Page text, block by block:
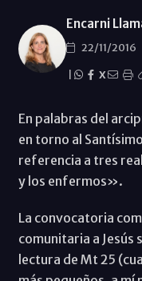
Encarni
22/11/2016
X
En palabras del
en torno al
referencia a tres
y los enfermos».
La convocatoria
comunitaria a
lectura de Mt 25